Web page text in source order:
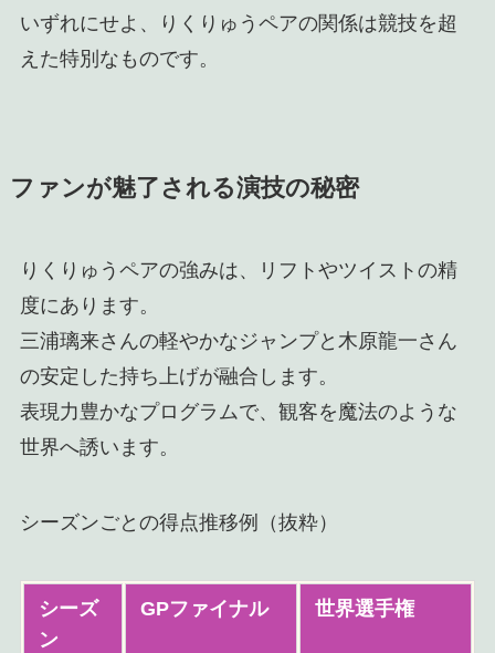
いずれにせよ、りくりゅうペアの関係は競技を超
えた特別なものです。
ファンが魅了される演技の秘密
りくりゅうペアの強みは、リフトやツイストの精
度にあります。
三浦璃来さんの軽やかなジャンプと木原龍一さん
の安定した持ち上げが融合します。
表現力豊かなプログラムで、観客を魔法のような
世界へ誘います。
シーズンごとの得点推移例（抜粋）​
シーズ
ン
GPファイナル 世界選手権